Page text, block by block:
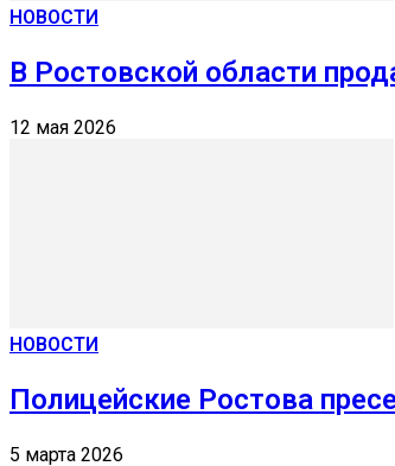
НОВОСТИ
В Ростовской области
12 мая 2026
НОВОСТИ
Полицейские Ростова
5 марта 2026